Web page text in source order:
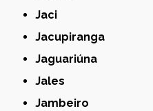
Jaci
Jacupiranga
Jaguariúna
Jales
Jambeiro